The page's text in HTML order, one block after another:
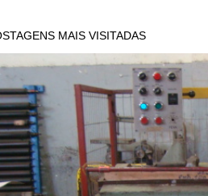
MAIS VISITADAS